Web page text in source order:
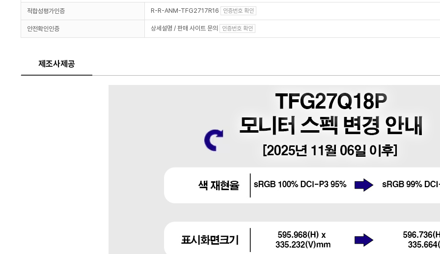
적합성평가인증 R-R-ANM-TFG2717R16 인증번호 확인
안전확인인증 상세설명 / 판매 사이트 문의 인증번호 확인
제조사제공